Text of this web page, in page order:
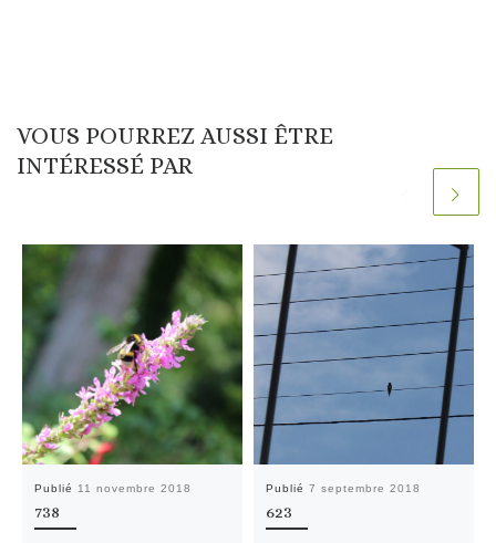
VOUS POURREZ AUSSI ÊTRE
INTÉRESSÉ PAR
Publié 11 novembre 2018
738
Publié 7 septembre 2018
623